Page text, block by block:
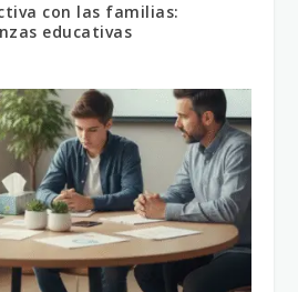
con las familias:
educativas